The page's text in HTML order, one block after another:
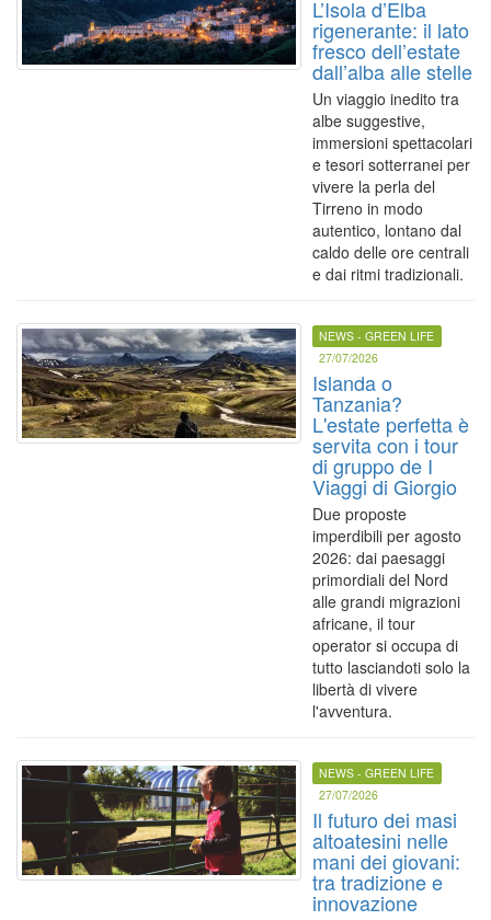
L’Isola d’Elba
rigenerante: il lato
fresco dell’estate
dall’alba alle stelle
Un viaggio inedito tra
albe suggestive,
immersioni spettacolari
e tesori sotterranei per
vivere la perla del
Tirreno in modo
autentico, lontano dal
caldo delle ore centrali
e dai ritmi tradizionali.
NEWS - GREEN LIFE
27/07/2026
Islanda o
Tanzania?
L'estate perfetta è
servita con i tour
di gruppo de I
Viaggi di Giorgio
Due proposte
imperdibili per agosto
2026: dai paesaggi
primordiali del Nord
alle grandi migrazioni
africane, il tour
operator si occupa di
tutto lasciandoti solo la
libertà di vivere
l'avventura.
NEWS - GREEN LIFE
27/07/2026
Il futuro dei masi
altoatesini nelle
mani dei giovani:
tra tradizione e
innovazione